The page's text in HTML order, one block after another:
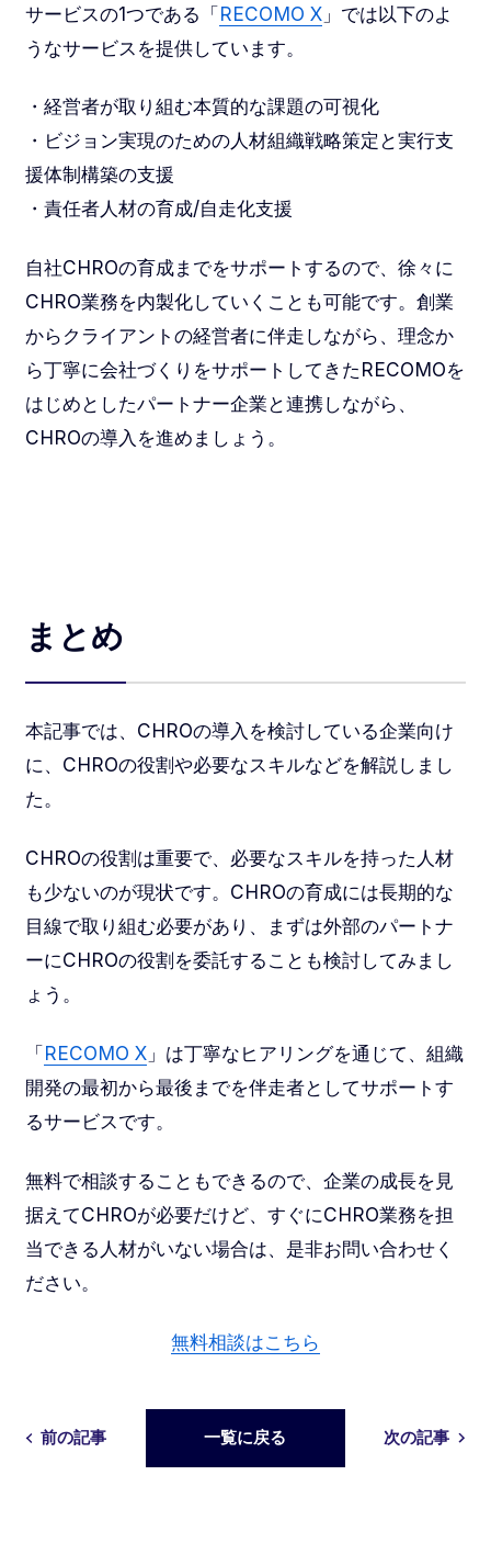
サービスの1つである「RECOMO X」では以下のよ
うなサービスを提供しています。
・経営者が取り組む本質的な課題の可視化
・ビジョン実現のための人材組織戦略策定と実行支
援体制構築の支援
・責任者人材の育成/自走化支援
自社CHROの育成までをサポートするので、徐々に
CHRO業務を内製化していくことも可能です。創業
からクライアントの経営者に伴走しながら、理念か
ら丁寧に会社づくりをサポートしてきたRECOMOを
はじめとしたパートナー企業と連携しながら、
CHROの導入を進めましょう。
まとめ
本記事では、CHROの導入を検討している企業向け
に、CHROの役割や必要なスキルなどを解説しまし
た。
CHROの役割は重要で、必要なスキルを持った人材
も少ないのが現状です。CHROの育成には長期的な
目線で取り組む必要があり、まずは外部のパートナ
ーにCHROの役割を委託することも検討してみまし
ょう。
「RECOMO X」は丁寧なヒアリングを通じて、組織
開発の最初から最後までを伴走者としてサポートす
るサービスです。
無料で相談することもできるので、企業の成長を見
据えてCHROが必要だけど、すぐにCHRO業務を担
当できる人材がいない場合は、是非お問い合わせく
ださい。
無料相談はこちら
前の記事 一覧に戻る 次の記事